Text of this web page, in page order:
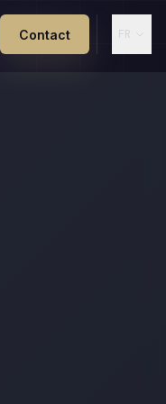
Contact FR